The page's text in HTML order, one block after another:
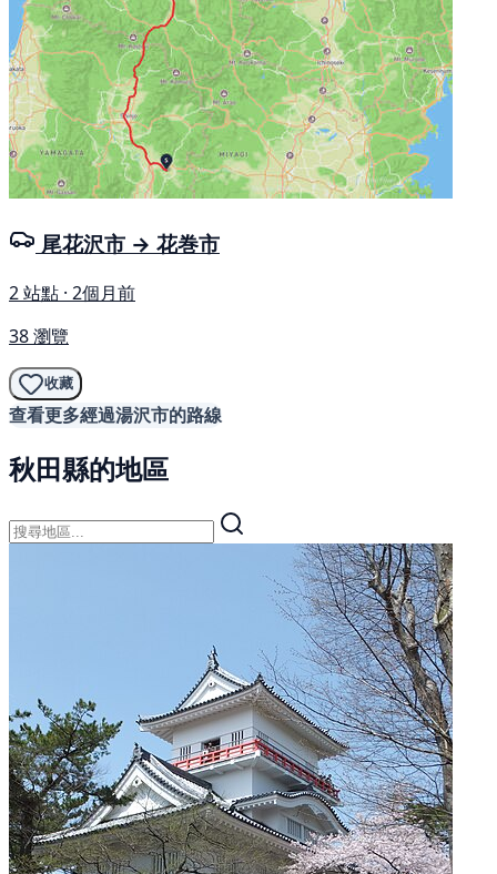
尾花沢市 → 花巻市
2 站點 · 2個月前
38 瀏覽
收藏
查看更多經過湯沢市的路線
秋田縣的地區